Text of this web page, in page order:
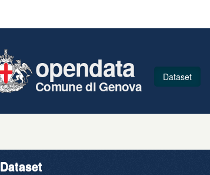
opendata
Comune di Genova
Dataset
Dataset